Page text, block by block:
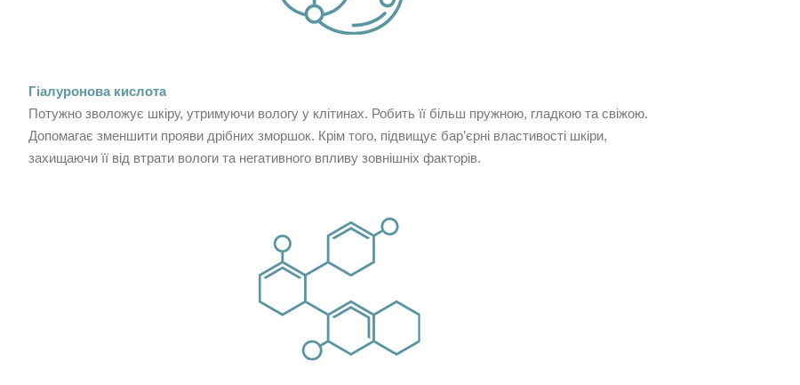
Гіалуронова кислота
Потужно зволожує шкіру, утримуючи вологу у клітинах. Робить її більш пружною, гладкою та свіжою.
Допомагає зменшити прояви дрібних зморшок. Крім того, підвищує бар’єрні властивості шкіри,
захищаючи її від втрати вологи та негативного впливу зовнішніх факторів.